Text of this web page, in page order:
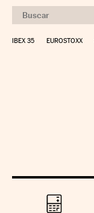
IBEX 35 EUROSTOXX